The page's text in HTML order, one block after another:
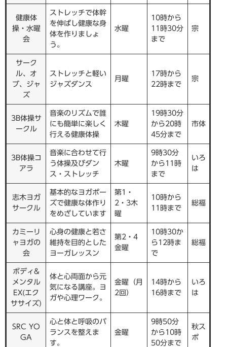
健康体
操・水曜
会
ストレッチで体幹
を伸ばし健康な身
体を作りましょ
う。
水曜
10時から
11時30分
まで
宗
サーク
ル、オ
ブ、ジャ
ズ
ストレッチと軽い
ジャズダンス
月曜
17時から
22時まで
宗
3B体操サ
ークル
音楽のリズムで誰
にも簡単に楽しく
行える健康体操
木曜
19時30分
から20時
45分まで
市体
3B体操コ
アラ
音楽に合わせて行
う体操及びダン
ス・ストレッチ
木曜
9時30分
から11時
まで
いろ
は
志木ヨガ
サークル
基本的なヨガポー
ズで健康な体作り
をめざしています
第1・
2・3木
曜
10時から
11時まで
総福
カミーリ
ャヨガの
会
心身の健康と若さ
維持を目的とした
ヨーガレッスン
第2・4
金曜
10時30か
ら12時ま
で
総福
ボディ&
メンタル
EX(エク
ササイズ)
体と心両面から元
気になる講座。ヨ
ガや心理ワーク。
金曜（月
2回）
14時から
16時まで
いろ
は
SRC YO
GA
心と体と呼吸のバ
ランスを整えま
す。
金曜
9時50分
から10時
50分まで
秋ス
ポ